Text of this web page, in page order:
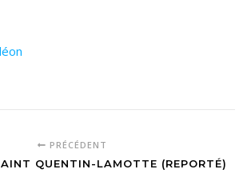
PRÉCÉDENT
QUENTIN-LAMOTTE (REPORTÉ)